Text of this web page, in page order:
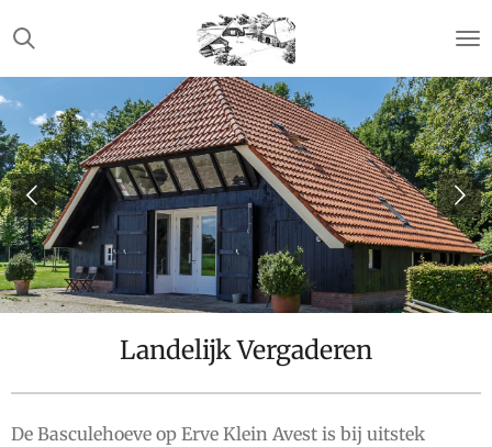
direct
naar
de
hoofdinhoud
Landelijk Vergaderen
De Basculehoeve op Erve Klein Avest is bij uitstek